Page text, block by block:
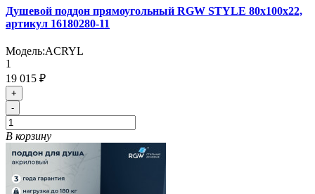
Душевой поддон прямоугольный RGW STYLE 80х100х22,
артикул 16180280-11
Модель:ACRYL
1
19 015 ₽
+
-
В корзину